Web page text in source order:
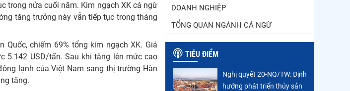
trong nửa cuối năm. Kim ngạch XK cá ngừ
tăng trưởng này vẫn tiếp tục trong tháng
chiếm 69% tổng kim ngạch XK. Giá
5.142 USD/tấn. Sau khi tăng lên mức cao
lạnh của Việt Nam sang thị trường Hàn
tăng.
DOANH NGHIỆP
TỔNG QUAN NGÀNH CÁ NGỪ
TIÊU ĐIỂM
Nghị quyết 20-NQ/TW: Định
hướng phát triển thủy sản